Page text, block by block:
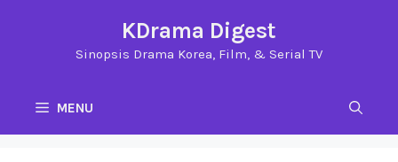
KDrama Digest
Sinopsis Drama Korea, Film, & Serial TV
MENU